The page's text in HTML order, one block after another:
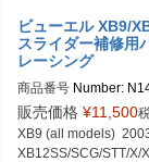
ビューエル XB9/
スライダー補修用
レーシング
商品番号 Number:
M型番：Number:
ntPucks
販売価格 ¥11,500
XB9 (all models)
XB12SS/SCG/STT/X/